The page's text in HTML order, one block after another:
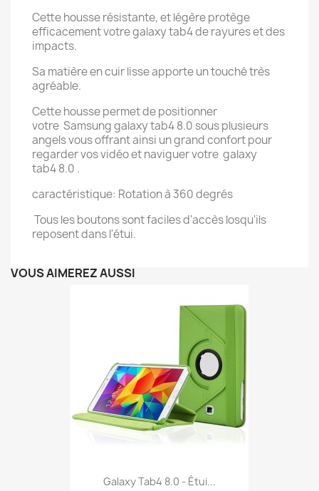
Cette housse résistante, et légère protège
efficacement votre galaxy tab4 de rayures et des
impacts.
Sa matière en cuir lisse apporte un touché très
agréable.
Cette housse permet de positionner
votre Samsung galaxy tab4 8.0 sous plusieurs
angels vous offrant ainsi un grand confort pour
regarder vos vidéo et naviguer votre galaxy
tab4 8.0 .
caractéristique: Rotation à 360 degrés
Tous les boutons sont faciles d'accès losqu'ils
reposent dans l'étui.
VOUS AIMEREZ AUSSI
Galaxy Tab4 8.0 - Étui...